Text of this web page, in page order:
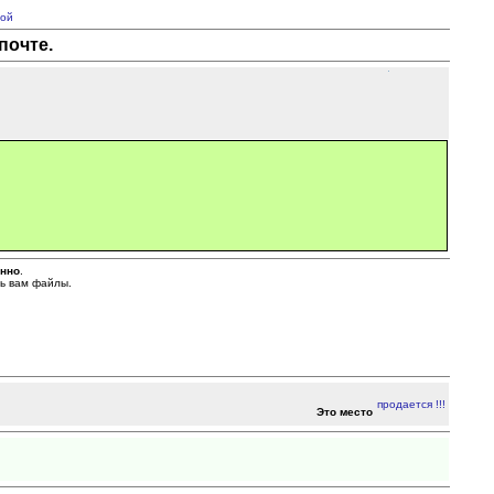
вам файлы.
Это место